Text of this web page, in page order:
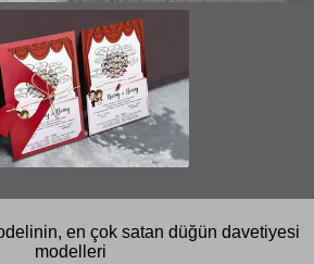
en çok satan düğün davetiyesi
modelleri